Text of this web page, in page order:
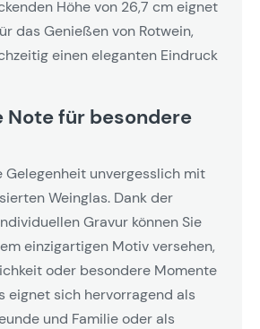
Höhe von 26,7 cm eignet
das Genießen von Rotwein,
einen eleganten Eindruck
Note für besondere
Gelegenheit unvergesslich mit
Weinglas. Dank der
Gravur können Sie
einzigartigen Motiv versehen,
oder besondere Momente
eignet sich hervorragend als
und Familie oder als